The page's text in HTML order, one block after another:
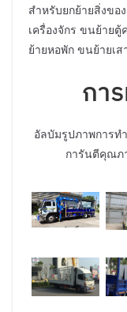
สำหรับยกย้ายสิ่งขอ
เครื่องจักร ขนย้าย
ย้ายหอพัก ขนย้ายเ
กา
อัลบัมรูปภาพการท
การันตีคุณภ